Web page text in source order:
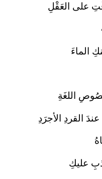
على العَقْلِ
الماءَ
اللغَةِ
القردِ الأجرَدِ
عليكِ